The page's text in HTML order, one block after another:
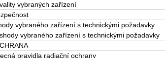
vybraných zařízení
vybraného zařízení s technickými požadavky
vybraného zařízení s technickými požadavky
pravidla radiační ochrany